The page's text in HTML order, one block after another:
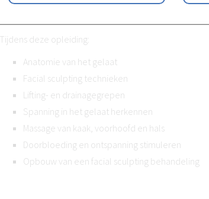
Tijdens deze opleiding:
Anatomie van het gelaat
Facial sculpting technieken
Lifting- en drainagegrepen
Spanning in het gelaat herkennen
Massage van kaak, voorhoofd en hals
Doorbloeding en ontspanning stimuleren
Opbouw van een facial sculpting behandeling